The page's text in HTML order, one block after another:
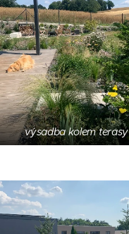
výsadba kolem terasy